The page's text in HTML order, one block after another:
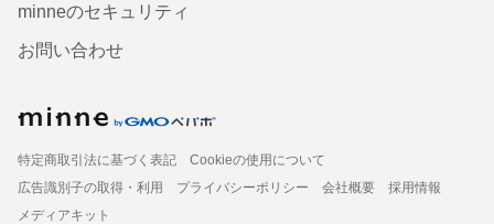
minneのセキュリティ
お問い合わせ
特定商取引法に基づく表記
Cookieの使用について
広告識別子の取得・利用
プライバシーポリシー 会社概要
採用情報
メディアキット